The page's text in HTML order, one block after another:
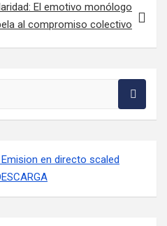
El emotivo monólogo
al compromiso colectivo